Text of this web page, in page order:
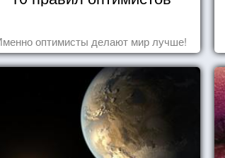
оптимисты делают мир лучше!